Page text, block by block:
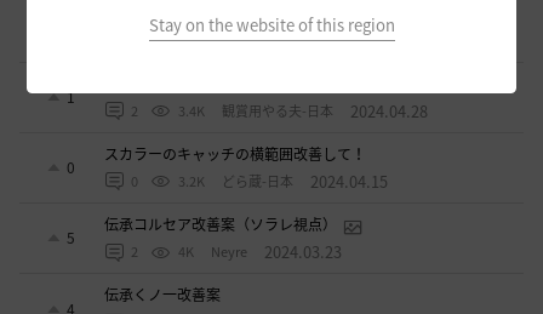
Stay on the website of this region
スキルジャンプと空中攻撃スキルの設置案
2.9K 不明 2024.05.22
1
2 3.4K 観賞用やる夫-日本 2024.04.28
0
スカラーのキャッチの横範囲改善して！
0 3.2K どら蔵-日本 2024.04.15
5
伝承コルセア改善案（ソラレ視点）
2 4K Neyre 2024.03.23
4
伝承くノ一改善案